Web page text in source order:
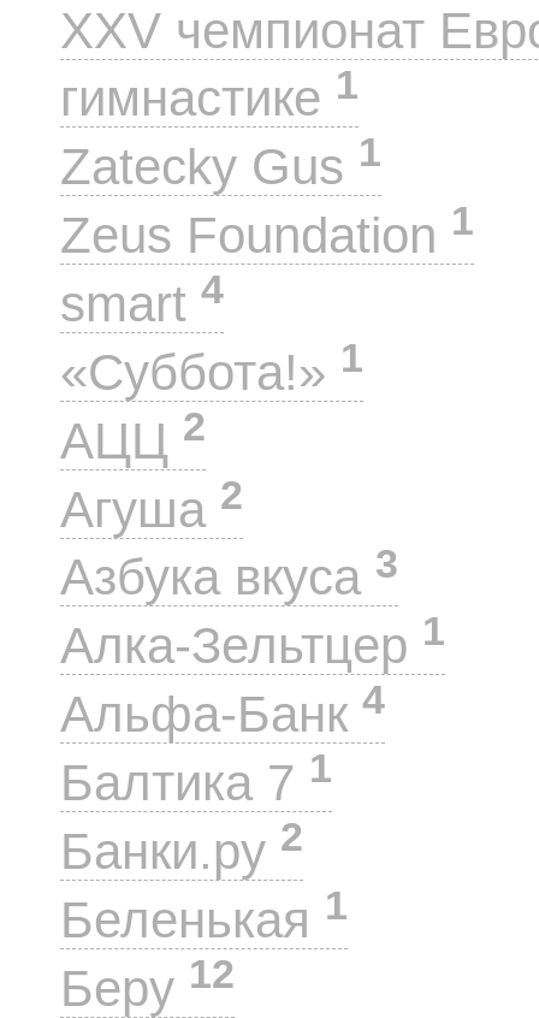
XXV чемпионат
гимнастике 1
Zatecky Gus 1
Zeus Foundation 1
smart 4
«Суббота!» 1
АЦЦ 2
Агуша 2
Азбука вкуса 3
Алка-Зельтцер 1
Альфа-Банк 4
Балтика 7 1
Банки.ру 2
Беленькая 1
Беру 12